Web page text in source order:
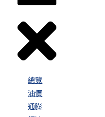
總覽
油價
通膨